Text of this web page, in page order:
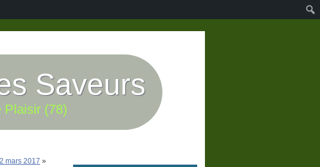
Saveurs
Plaisir (78)
mars 2017 »